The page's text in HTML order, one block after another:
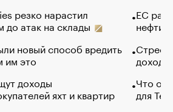
резко нарастил
до атак на склады
новый способ вредить
им это
доходы
яхт и квартир
ЕС
нефти
Что
для